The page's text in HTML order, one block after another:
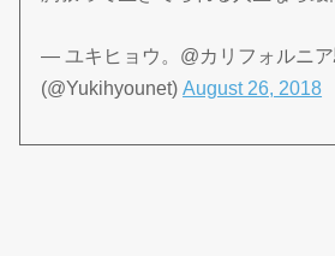
— ユキヒョウ。@カリフォルニ
(@Yukihyounet)August 26, 2018